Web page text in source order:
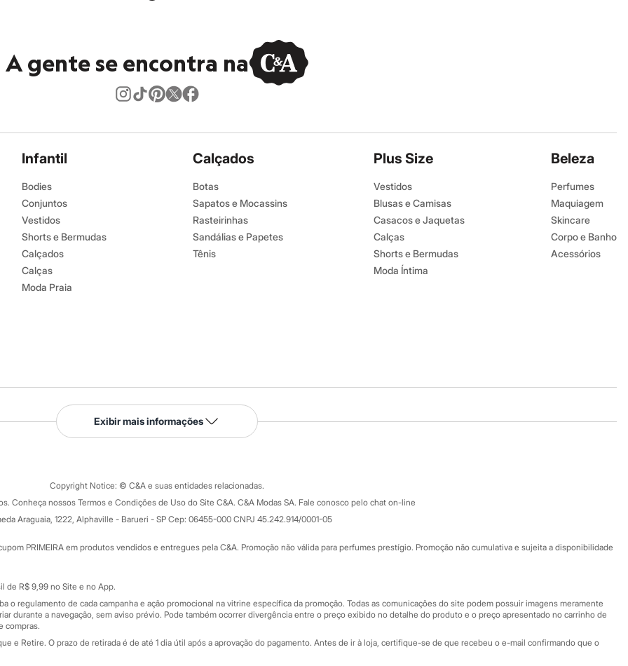
A gente se encontra na
Infantil
Bodies
Conjuntos
Vestidos
Shorts e Bermudas
Calçados
Calças
Moda Praia
Calçados
Botas
Sapatos e Mocassins
Rasteirinhas
Sandálias e Papetes
Tênis
Plus Size
Vestidos
Blusas e Camisas
Casacos e Jaquetas
Calças
Shorts e Bermudas
Moda Íntima
Beleza
Perfumes
Maquiagem
Skincare
Corpo e Banho
Acessórios
Serviços
Tipos de serviços
Formas de pagamento
Todas as vantagens
Minha C&A
Cupons de desconto
Atendimento
Fale conosco
Central de ética
Eventos
Exibir mais informações
Copyright Notice: © C&A e suas entidades relacionadas.
Conheça nossos Termos e Condições de Uso do Site C&A. C&A Modas SA. Fale conosco pelo chat on-line
Araguaia, 1222, Alphaville - Barueri - SP Cep: 06455-000 CNPJ 45.242.914/0001-05
PRIMEIRA em produtos vendidos e entregues pela C&A. Promoção não válida para perfumes prestígio. Promoção não cumulativa e sujeita a disponibilidade
de R$ 9,99 no Site e no App.
o regulamento de cada campanha e ação promocional na vitrine específica da promoção. Todas as comunicações do site podem possuir imagens meramente
durante a navegação, sem aviso prévio. Pode também ocorrer divergência entre o preço exibido no detalhe do produto e o preço apresentado no carrinho de
compras.
e Retire. O prazo de retirada é de até 1 dia útil após a aprovação do pagamento. Antes de ir à loja, certifique-se de que recebeu o e-mail confirmando que o